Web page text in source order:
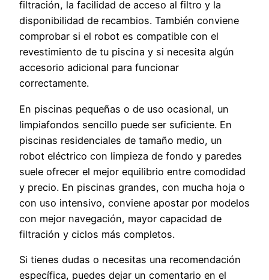
filtración, la facilidad de acceso al filtro y la
disponibilidad de recambios. También conviene
comprobar si el robot es compatible con el
revestimiento de tu piscina y si necesita algún
accesorio adicional para funcionar
correctamente.
En piscinas pequeñas o de uso ocasional, un
limpiafondos sencillo puede ser suficiente. En
piscinas residenciales de tamaño medio, un
robot eléctrico con limpieza de fondo y paredes
suele ofrecer el mejor equilibrio entre comodidad
y precio. En piscinas grandes, con mucha hoja o
con uso intensivo, conviene apostar por modelos
con mejor navegación, mayor capacidad de
filtración y ciclos más completos.
Si tienes dudas o necesitas una recomendación
específica, puedes dejar un comentario en el